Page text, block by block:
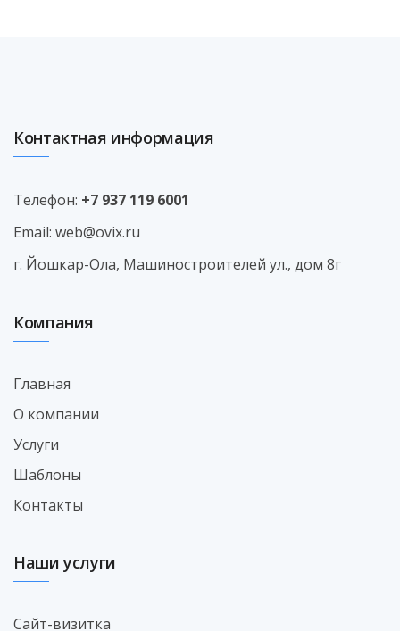
Контактная информация
Телефон: +7 937 119 6001
Email: web@ovix.ru
г. Йошкар-Ола, Машиностроителей ул., дом 8г
Компания
Главная
О компании
Услуги
Шаблоны
Контакты
Наши услуги
Сайт-визитка